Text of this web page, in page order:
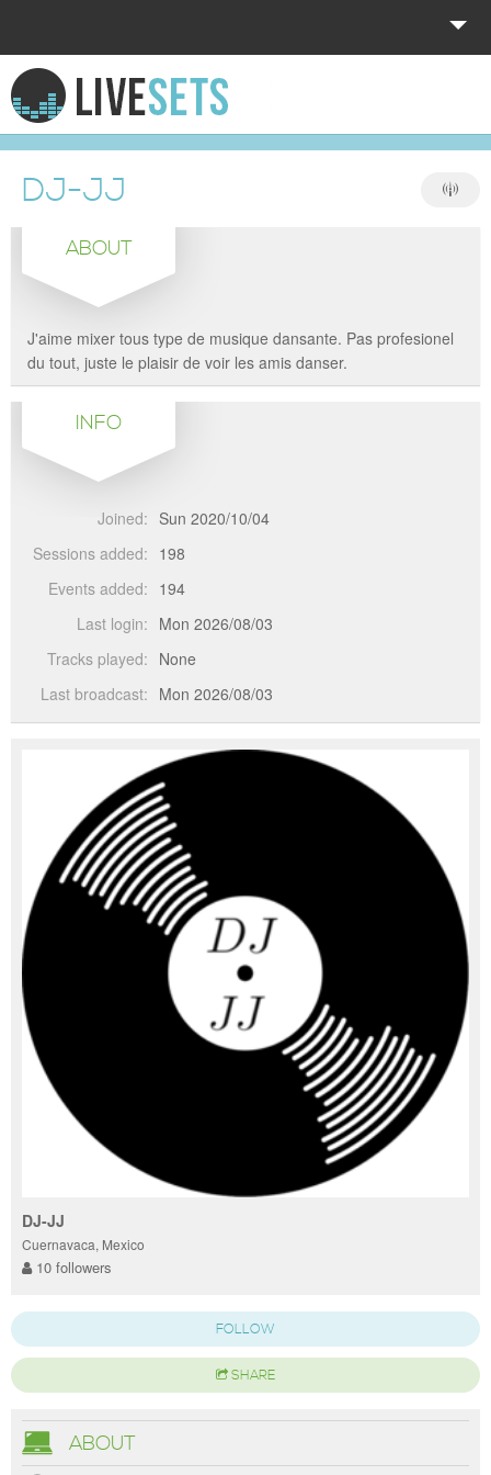
HOME
EXPLORE
DONATE
LOG IN
DJ-JJ
ABOUT
J'aime mixer tous type de musique dansante. Pas profesionel
du tout, juste le plaisir de voir les amis danser.
INFO
Joined: Sun 2020/10/04
Sessions added: 198
Events added: 194
Last login: Mon 2026/08/03
Tracks played: None
Last broadcast: Mon 2026/08/03
DJ-JJ
Cuernavaca, Mexico
10 followers
FOLLOW
SHARE
ABOUT